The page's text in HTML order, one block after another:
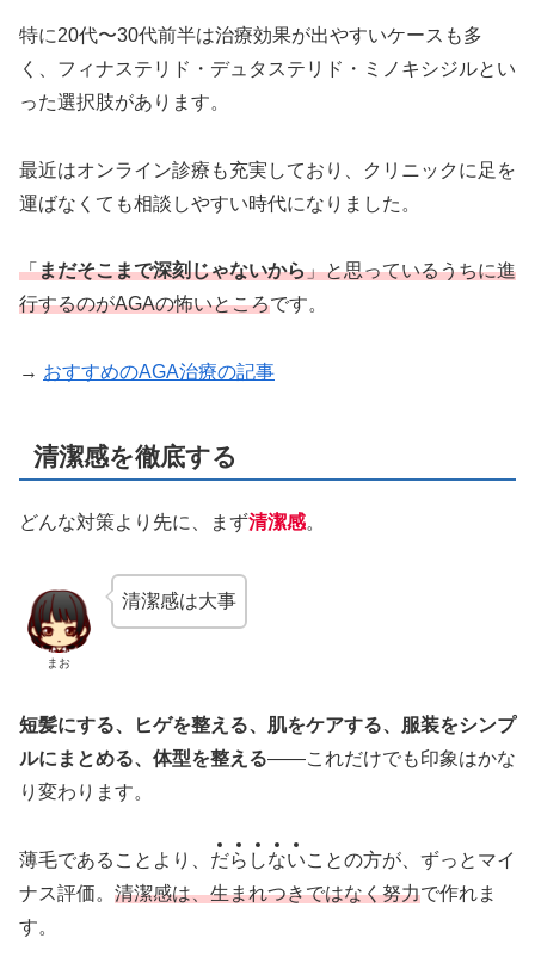
特に20代〜30代前半は治療効果が出やすいケースも多
く、フィナステリド・デュタステリド・ミノキシジルとい
った選択肢があります。
最近はオンライン診療も充実しており、クリニックに足を
運ばなくても相談しやすい時代になりました。
「まだそこまで深刻じゃないから」と思っているうちに進
行するのがAGAの怖いところです。
→ おすすめのAGA治療の記事
清潔感を徹底する
どんな対策より先に、まず清潔感。
まお
清潔感は大事
短髪にする、ヒゲを整える、肌をケアする、服装をシンプ
ルにまとめる、体型を整える——これだけでも印象はかな
り変わります。
薄毛であることより、 だら しないことの方が、ずっとマイ
ナス評価。 清潔感は、生まれつきではなく努力で作れま
す。